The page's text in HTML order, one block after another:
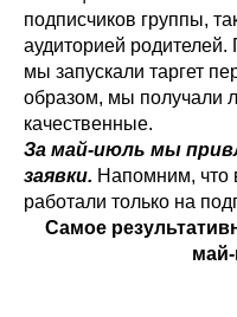
подписчиков группы,
аудиторией
мы запускали таргет
образом, мы получали
качественные.
За май-июль мы
заявки. Напомним, что
работали только на
Самое